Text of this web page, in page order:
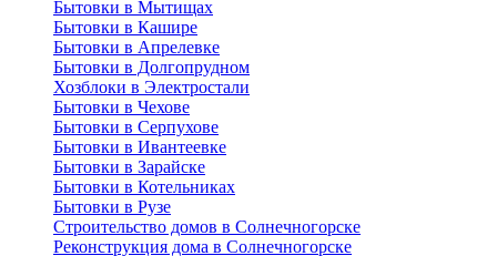
Бытовки в Мытищах
Бытовки в Кашире
Бытовки в Апрелевке
Бытовки в Долгопрудном
Хозблоки в Электростали
Бытовки в Чехове
Бытовки в Серпухове
Бытовки в Ивантеевке
Бытовки в Зарайске
Бытовки в Котельниках
Бытовки в Рузе
Строительство домов в Солнечногорске
Реконструкция дома в Солнечногорске